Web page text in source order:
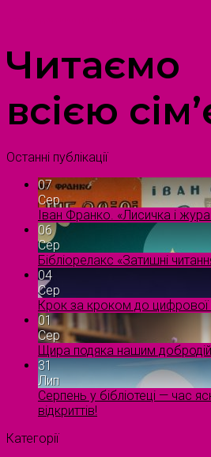
Читаємо
всією
Останні публікації
07
Сер
Іван Франко. «Лисичка і
06
Сер
Бібліорелакс «Затишні
04
Сер
Крок за кроком до цифрової
01
Сер
Щира подяка нашим
31
Лип
Серпень у бібліотеці — час
відкриттів!
Категорії